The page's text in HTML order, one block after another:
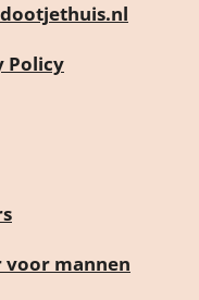
Policy
mannen